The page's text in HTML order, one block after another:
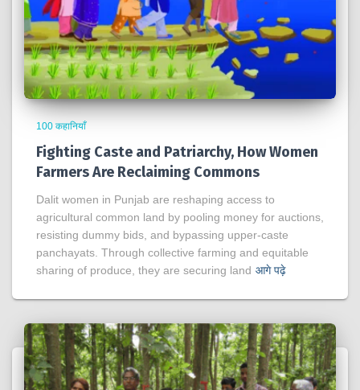
100 कहानियाँ
Fighting Caste and Patriarchy, How Women
Farmers Are Reclaiming Commons
Dalit women in Punjab are reshaping access to
agricultural common land by pooling money for auctions,
resisting dummy bids, and bypassing upper-caste
panchayats. Through collective farming and equitable
sharing of produce, they are securing land आगे पढ़े